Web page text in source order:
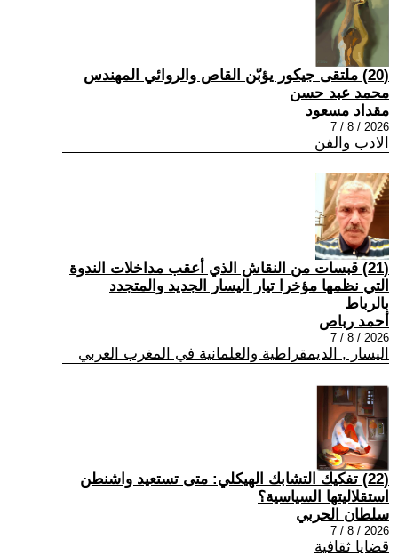
(20) ملتقى جيكور يؤبّن القاص والروائي المهندس
محمد عبد حسن
مقداد مسعود
2026 / 8 / 7
الادب والفن
(21) قبسات من النقاش الذي أعقب مداخلات الندوة
التي نظمها مؤخرا تيار اليسار الجديد والمتجدد
بالرباط
أحمد رباص
2026 / 8 / 7
اليسار , الديمقراطية والعلمانية في المغرب العربي
(22) تفكيك التشابك الهيكلي: متى تستعيد واشنطن
استقلاليتها السياسية؟
سلطان الحربي
2026 / 8 / 7
قضايا ثقافية